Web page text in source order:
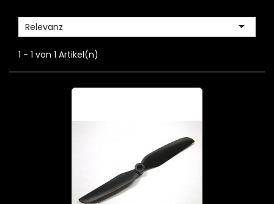
Relevanz 
1 - 1 von 1 Artikel(n)